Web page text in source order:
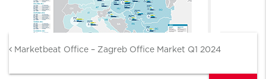
Marketbeat Office – Zagreb Office Market Q1 2024